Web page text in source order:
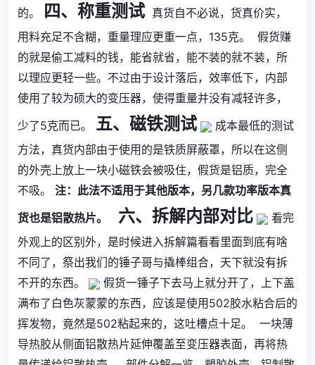
的。
四、称重测试 真货自不必说，货真价实，
用料充足不含糊，重量理应更重一点，135克。
假货赚
的就是偷工减料的钱，能省就省，能不装的就不装，所
以理应更轻一些。不过由于设计落后，效率低下，内部
使用了较为硕大的变压器，使得重量并没有减轻许多，
少了5克而已。 五、磁铁测试
成本最低的测试
方法，真货内部由于使用的是铁质屏蔽罩，所以在这侧
的外壳上放上一块小磁铁会被吸住，假货是铝质，完全
不吸。 注：此法不适用于其他版本，另几款功率版本真
货也是铝散热片。
六、拆解内部对比
看完
外观上的区别外，是时候进入拆解篇看看里面到底有啥
不同了，祭出我们的锤子哥与撬棒组合，天下就没有拆
不开的东西。
假货一锤子下去马上就分开了，上下盖
满布了白色灰蒙蒙的东西，应该是使用502胶水粘合后的
挥发物，竟然是502粘起来的，这吐槽点十足。
一块薄
导热胶从侧面铝散热片延伸覆盖至变压器表面，再将热